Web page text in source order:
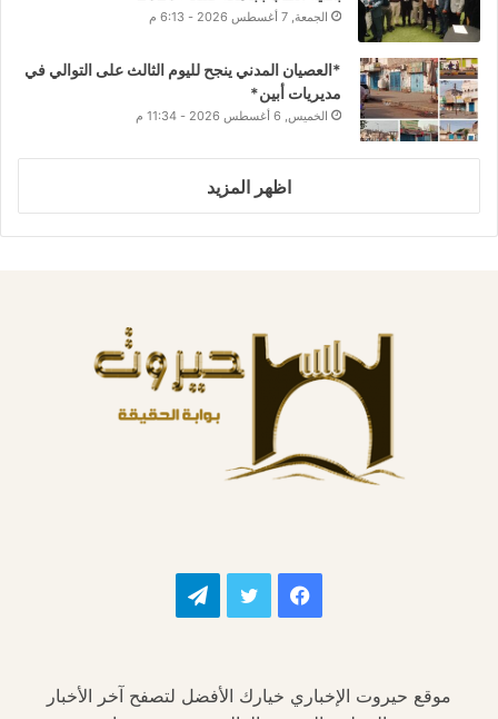
الجمعة, 7 أغسطس 2026 - 6:13 م
*العصيان المدني ينجح لليوم الثالث على التوالي في
مديريات أبين*
الخميس, 6 أغسطس 2026 - 11:34 م
اظهر المزيد
فيسبوك تويتر تيلقرام
موقع حيروت الإخباري خيارك الأفضل لتصفح آخر الأخبار